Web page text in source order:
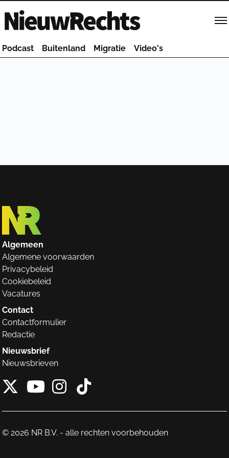
Homepage van NieuwRechts
Podcast Buitenland Migratie Video's
Algemeen
Algemene voorwaarden
Privacybeleid
Cookiebeleid
Vacatures
Contact
Contactformulier
Redactie
Nieuwsbrief
Nieuwsbrieven
X van NieuwRechts
Instagram van
Tiktok van
© 2026 NR B.V. - alle rechten voorbehouden